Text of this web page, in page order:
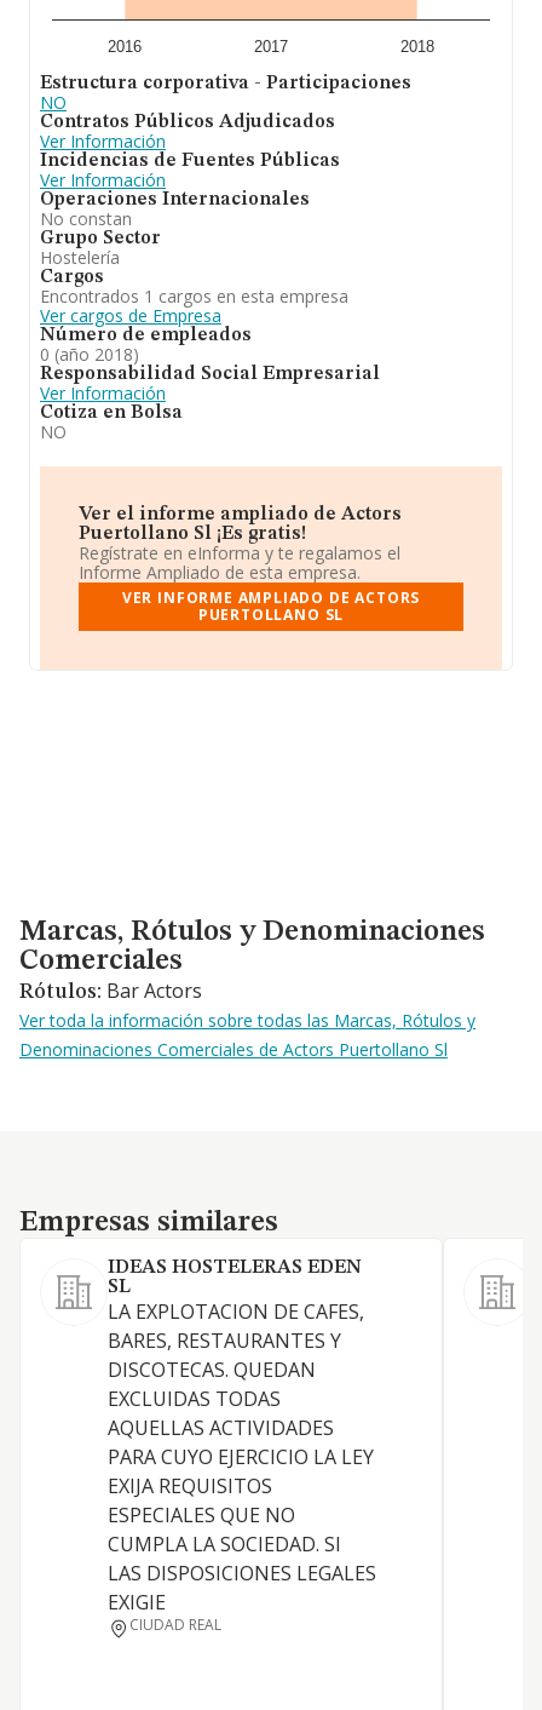
2016 2017 2018
Estructura corporativa - Participaciones
NO
Contratos Públicos Adjudicados
Ver Información
Incidencias de Fuentes Públicas
Ver Información
Operaciones Internacionales
No constan
Grupo Sector
Hostelería
Cargos
Encontrados 1 cargos en esta empresa
Ver cargos de Empresa
Número de empleados
0 (año 2018)
Responsabilidad Social Empresarial
Ver Información
Cotiza en Bolsa
NO
Ver el informe ampliado de Actors
Puertollano Sl ¡Es gratis!
Regístrate en eInforma y te regalamos el
Informe Ampliado de esta empresa.
VER INFORME AMPLIADO DE ACTORS
PUERTOLLANO SL
Marcas, Rótulos y Denominaciones Comerciales
Marcas, Rótulos y Denominaciones
Comerciales
Rótulos: Bar Actors
Ver toda la información sobre todas las Marcas, Rótulos y
Denominaciones Comerciales de Actors Puertollano Sl
Empresas similares
Empresas similares
IDEAS HOSTELERAS EDEN
SL
LA EXPLOTACION DE CAFES,
BARES, RESTAURANTES Y
DISCOTECAS. QUEDAN
EXCLUIDAS TODAS
AQUELLAS ACTIVIDADES
PARA CUYO EJERCICIO LA LEY
EXIJA REQUISITOS
ESPECIALES QUE NO
CUMPLA LA SOCIEDAD. SI
LAS DISPOSICIONES LEGALES
EXIGIE
CIUDAD REAL